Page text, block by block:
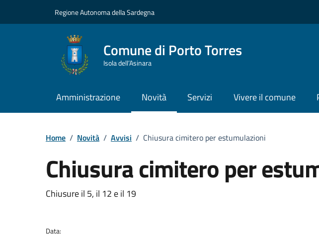
Regione Autonoma della Sardegna
Comune di Porto Torres
Isola dell’Asinara
Amministrazione Novità Servizi Vivere il comune
Home / Novità / Avvisi / Chiusura cimitero per estumulazioni
Chiusura cimitero per
Dettagli della notizia
Chiusure il 5, il 12 e il 19
Data: